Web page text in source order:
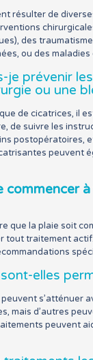
résulter de
des
ou des maladies
je prévenir
ou une
de cicatrices, il
de suivre les
postopératoires,
peuvent
commencer
que la plaie soit
tout traitement
elles
s’atténuer
mais d’autres
peuvent